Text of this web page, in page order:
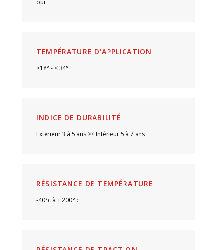
oui
TEMPÉRATURE D'APPLICATION
>18° - < 34°
INDICE DE DURABILITÉ
Extérieur 3 à 5 ans >< Intérieur 5 à 7 ans
RÉSISTANCE DE TEMPÉRATURE
-40°c à + 200° c